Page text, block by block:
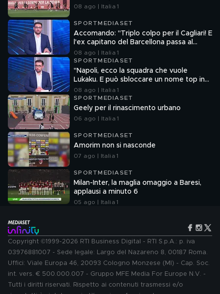
08 ago | Italia 1
SPORTMEDIASET
Accomando: "Triplo colpo per il Cagliari! E
l'ex capitano del Barcellona passa al
Liverpool"
08 ago | Italia 1
SPORTMEDIASET
"Napoli, ecco la squadra che vuole
Lukaku. E può sbloccare un nome top in
attacco"
08 ago | Italia 1
SPORTMEDIASET
Geely per il rinascimento urbano
06 ago | Italia 1
SPORTMEDIASET
Amorim non si nasconde
07 ago | Italia 1
SPORTMEDIASET
Milan-Inter, la maglia omaggio a Baresi,
applausi a minuto 6
05 ago | Italia 1
Copyright ©1999-2026 RTI Business Digital - RTI S.p.A.: p. iva
03976881007 - Sede legale: Largo del Nazareno 8, 00187 Roma.
Uffici: Viale Europa 46, 20093 Cologno Monzese (MI) - Cap. Soc.
int. vers. € 500.000.007 - Gruppo MFE Media For Europe N.V. -
Tutti i diritti riservati. Rispetto ai contenuti trasmessi e/o